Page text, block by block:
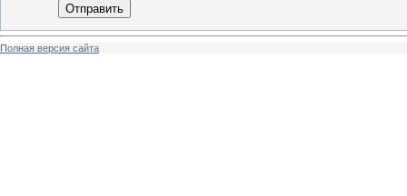
Отправить
Полная версия сайта